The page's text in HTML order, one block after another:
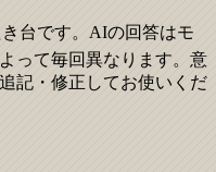
台です。AIの回答はモ
って毎回異なります。意
記・修正してお使いくだ